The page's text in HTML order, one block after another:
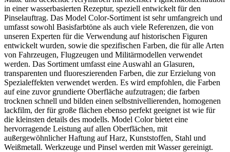
in einer wasserbasierten Rezeptur, speziell entwickelt für den
Pinselauftrag. Das Model Color-Sortiment ist sehr umfangreich und
umfasst sowohl Basisfarbtöne als auch viele Referenzen, die von
unseren Experten für die Verwendung auf historischen Figuren
entwickelt wurden, sowie die spezifischen Farben, die für alle Arten
von Fahrzeugen, Flugzeugen und Militärmodellen verwendet
werden. Das Sortiment umfasst eine Auswahl an Glasuren,
transparenten und fluoreszierenden Farben, die zur Erzielung von
Spezialeffekten verwendet werden. Es wird empfohlen, die Farben
auf eine zuvor grundierte Oberfläche aufzutragen; die farben
trocknen schnell und bilden einen selbstnivellierenden, homogenen
lackfilm, der für große flächen ebenso perfekt geeignet ist wie für
die kleinsten details des modells. Model Color bietet eine
hervorragende Leistung auf allen Oberflächen, mit
außergewöhnlicher Haftung auf Harz, Kunststoffen, Stahl und
Weißmetall. Werkzeuge und Pinsel werden mit Wasser gereinigt.